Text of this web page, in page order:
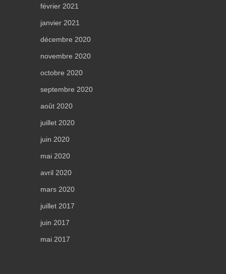
février 2021
janvier 2021
décembre 2020
novembre 2020
octobre 2020
septembre 2020
août 2020
juillet 2020
juin 2020
mai 2020
avril 2020
mars 2020
juillet 2017
juin 2017
mai 2017